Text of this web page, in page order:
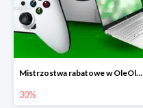
Mistrzostwa rabatowe w OleOle! do -30%
30%